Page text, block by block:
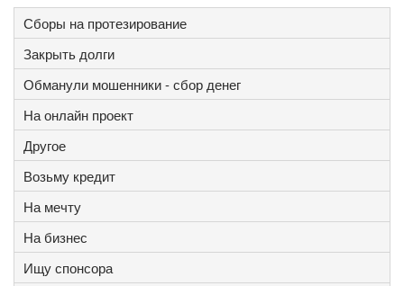
Сборы на протезирование
Закрыть долги
Обманули мошенники - сбор денег
На онлайн проект
Другое
Возьму кредит
На мечту
На бизнес
Ищу спонсора